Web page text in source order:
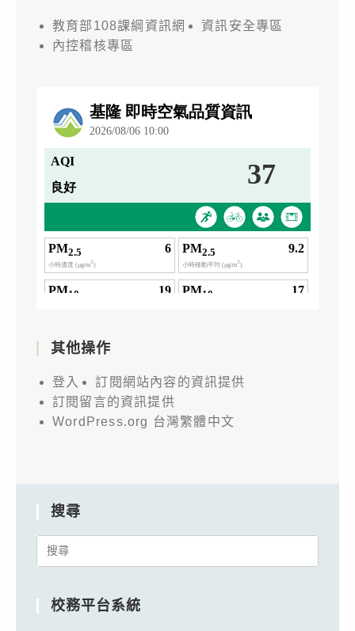
教育部108課綱資訊網
資訊安全專區
內控稽核專區
其他操作
登入
訂閱網站內容的資訊提供
訂閱留言的資訊提供
WordPress.org 台灣繁體中文
搜尋
Search
校務平台系統